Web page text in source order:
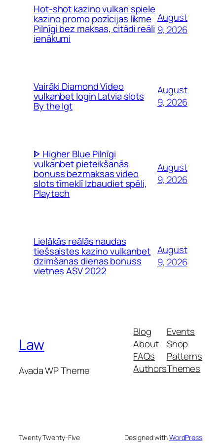
Hot-shot kazino vulkan spiele
kazino promo pozīcijas likme
Pilnīgi bez maksas, citādi reāli
ienākumi
August
9, 2026
Vairāki Diamond Video
vulkanbet login Latvia slots
By the Igt
August
9, 2026
ᐈ Higher Blue Pilnīgi
vulkanbet pieteikšanās
bonuss bezmaksas video
slots tīmeklī Izbaudiet spēli,
Playtech
August
9, 2026
Lielākās reālās naudas
tiešsaistes kazino vulkanbet
dzimšanas dienas bonuss
vietnes ASV 2022
August
9, 2026
Law
Avada WP Theme
Blog
About
FAQs
Authors
Events
Shop
Patterns
Themes
Twenty Twenty-Five Designed withWordPress